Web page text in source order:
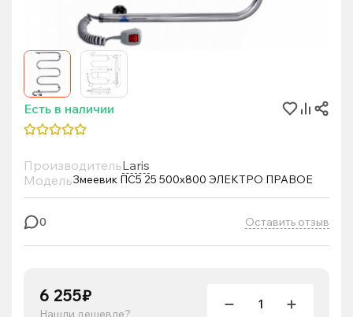
Есть в наличии
ПроизводительLaris
МодельЗмеевик ПС5 25 500х800 ЭЛЕКТРО ПРАВОЕ
0 Оставить отзыв
6 255₽
Нашли дешевле?